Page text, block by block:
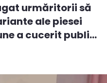
urmăritorii să
ale piesei
a cucerit publi...